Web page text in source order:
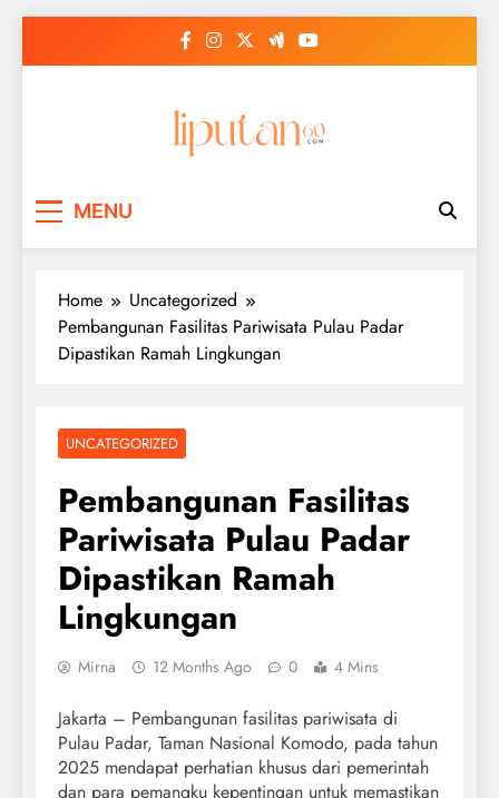
MENU
Home
Uncategorized
Pembangunan Fasilitas Pariwisata Pulau Padar
Dipastikan Ramah Lingkungan
UNCATEGORIZED
Pembangunan Fasilitas
Pariwisata Pulau Padar
Dipastikan Ramah
Lingkungan
Mirna 12 Months Ago 0 4 Mins
Jakarta – Pembangunan fasilitas pariwisata di
Pulau Padar, Taman Nasional Komodo, pada tahun
2025 mendapat perhatian khusus dari pemerintah
dan para pemangku kepentingan untuk memastikan